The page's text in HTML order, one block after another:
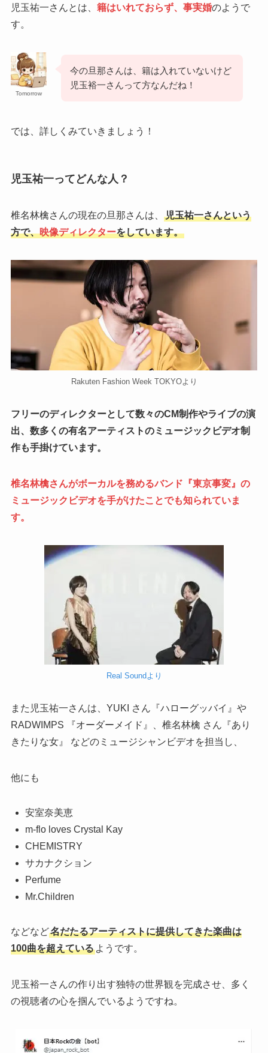
児玉祐一さんとは、 籍はいれておらず、事実婚のようで
す。
Tomorrow
今の旦那さんは、籍は入れていないけど
児玉裕一さんって方なんだね！
では、詳しくみていきましょう！
児玉祐一ってどんな人？
椎名林檎さんの現在の旦那さんは、
児玉祐一さんという
方で、映像ディレクターをしています。
Rakuten Fashion Week TOKYOより
フリーのディレクターとして数々のCM制作やライブの演
出、数多くの有名アーティストのミュージックビデオ制
作も手掛けています。
椎名林檎さんがボーカルを務めるバンド『東京事変』の
ミュージックビデオを手がけたことでも知られていま
す。
Real Soundより
また児玉祐一さんは、YUKI さん『ハローグッバイ』や
RADWIMPS 『オーダーメイド』、椎名林檎 さん『あり
きたりな女』 などのミュージシャンビデオを担当し、
他にも
安室奈美恵
m-flo loves Crystal Kay
CHEMISTRY
サカナクション
Perfume
Mr.Children
などなど名だたるアーティストに提供してきた楽曲は
100曲を超えているようです。
児玉裕一さんの作り出す独特の世界観を完成させ、多く
の視聴者の心を掴んでいるようですね。